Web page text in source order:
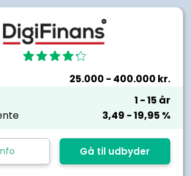
25.000 - 400.000 kr.
1 - 15 år
3,49 - 19,95 %
Gå til udbyder